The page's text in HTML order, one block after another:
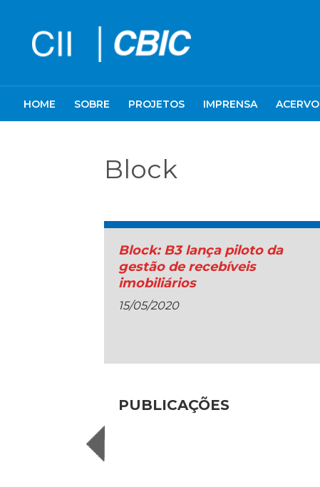
HOME SOBRE PROJETOS IMPRENSA ACERVO
Block
Block: B3 lança piloto da
gestão de recebíveis
imobiliários
15/05/2020
PUBLICAÇÕES